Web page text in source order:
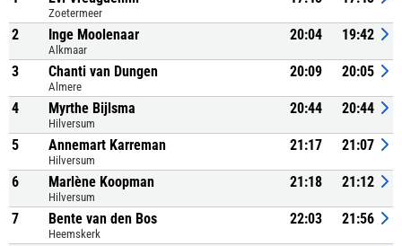
Zoetermeer
2 Inge Moolenaar
Alkmaar
20:04 19:42
3 Chanti van Dungen
Almere
20:09 20:05
4 Myrthe Bijlsma
Hilversum
20:44 20:44
5 Annemart Karreman
Hilversum
21:17 21:07
6 Marlène Koopman
Hilversum
21:18 21:12
7 Bente van den Bos
Heemskerk
22:03 21:56